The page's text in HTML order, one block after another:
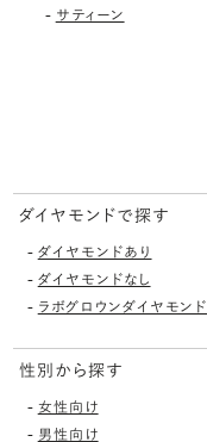
- サティーン
ダイヤモンドで探す
- ダイヤモンドあり
- ダイヤモンドなし
- ラボグロウンダイヤモンド
性別から探す
- 女性向け
- 男性向け